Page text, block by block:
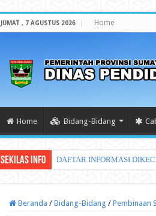
JUMAT , 7 AGUSTUS 2026 Home
Home Bidang-Bidang
Sekilas Info DAFTAR INFORMASI
Beranda / Bidang-Bidang / Pembinaan